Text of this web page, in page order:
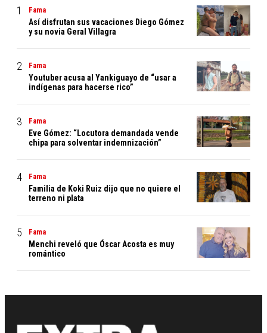
Fama
Así disfrutan sus vacaciones Diego Gómez
y su novia Geral Villagra
Fama
Youtuber acusa al Yankiguayo de “usar a
indígenas para hacerse rico”
Fama
Eve Gómez: “Locutora demandada vende
chipa para solventar indemnización”
Fama
Familia de Koki Ruiz dijo que no quiere el
terreno ni plata
Fama
Menchi reveló que Óscar Acosta es muy
romántico